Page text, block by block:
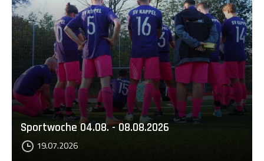
Sportwoche 04.08. - 08.08.2026
19.07.2026